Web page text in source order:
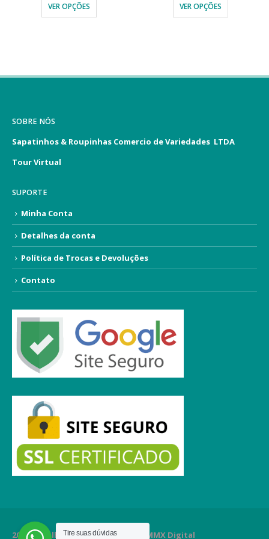
VER OPÇÕES VER OPÇÕES
SOBRE NÓS
Sapatinhos & Roupinhas Comercio de Variedades LTDA
Tour Virtual
SUPORTE
Minha Conta
Detalhes da conta
Política de Trocas e Devoluções
Contato
2020 Orgulhosamente criado por MMX Digital
Tire suas dúvidas